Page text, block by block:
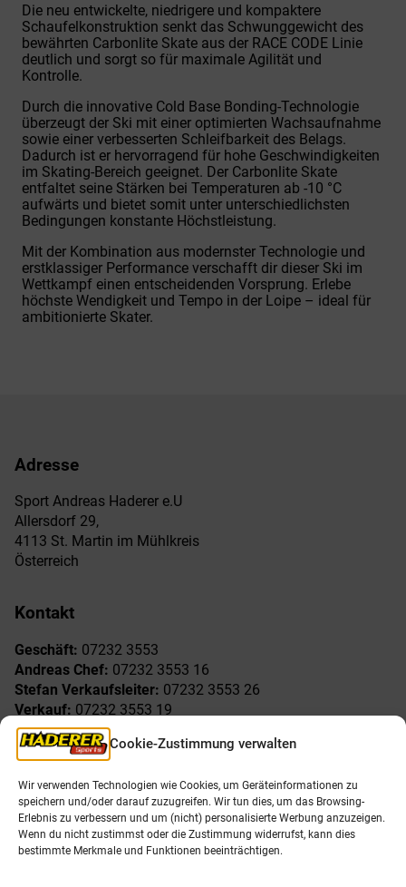
Cookie-Zustimmung verwalten
Wir verwenden Technologien wie Cookies, um Geräteinformationen zu
speichern und/oder darauf zuzugreifen. Wir tun dies, um das Browsing-
Erlebnis zu verbessern und um (nicht) personalisierte Werbung anzuzeigen.
Wenn du nicht zustimmst oder die Zustimmung widerrufst, kann dies
bestimmte Merkmale und Funktionen beeinträchtigen.
Die neu entwickelte, niedrigere und kompaktere
Schaufelkonstruktion senkt das Schwunggewicht des
bewährten Carbonlite Skate aus der RACE CODE Linie
deutlich und sorgt so für maximale Agilität und
Kontrolle.
Durch die innovative Cold Base Bonding-Technologie
überzeugt der Ski mit einer optimierten Wachsaufnahme
sowie einer verbesserten Schleifbarkeit des Belags.
Dadurch ist er hervorragend für hohe Geschwindigkeiten
im Skating-Bereich geeignet. Der Carbonlite Skate
entfaltet seine Stärken bei Temperaturen ab -10 °C
aufwärts und bietet somit unter unterschiedlichsten
Bedingungen konstante Höchstleistung.
Mit der Kombination aus modernster Technologie und
erstklassiger Performance verschafft dir dieser Ski im
Wettkampf einen entscheidenden Vorsprung. Erlebe
höchste Wendigkeit und Tempo in der Loipe – ideal für
ambitionierte Skater.
Adresse
Sport Andreas Haderer e.U
Allersdorf 29,
4113 St. Martin im Mühlkreis
Österreich
Kontakt
Geschäft: 07232 3553
Andreas Chef: 07232 3553 16
Stefan Verkaufsleiter: 07232 3553 26
Verkauf: 07232 3553 19
Reklamationen:
Freude am Sport
AGB
Impressum
Datenschutzerklärung
Allgemeines
Öffnungszeiten
Unser Team